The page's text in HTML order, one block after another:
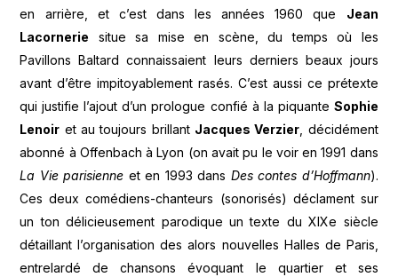
en arrière, et c’est dans les années 1960 que Jean
Lacornerie situe sa mise en scène, du temps où les
Pavillons Baltard connaissaient leurs derniers beaux jours
avant d’être impitoyablement rasés. C’est aussi ce prétexte
qui justifie l’ajout d’un prologue confié à la piquante Sophie
Lenoir et au toujours brillant Jacques Verzier, décidément
abonné à Offenbach à Lyon (on avait pu le voir en 1991 dans
La Vie parisienne et en 1993 dans Des contes d’Hoffmann).
Ces deux comédiens-chanteurs (sonorisés) déclament sur
un ton délicieusement parodique un texte du XIXe siècle
détaillant l’organisation des alors nouvelles Halles de Paris,
entrelardé de chansons évoquant le quartier et ses